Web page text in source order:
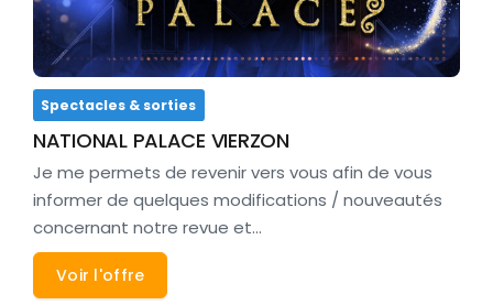
Spectacles & sorties
NATIONAL PALACE VIERZON
Je me permets de revenir vers vous afin de vous
informer de quelques modifications / nouveautés
concernant notre revue et…
Voir l'offre